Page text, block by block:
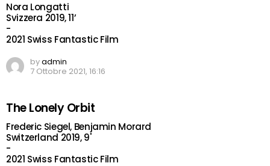
Nora Longatti
Svizzera 2019, 11’
-
2021 Swiss Fantastic Film
byadmin
7 Ottobre 2021, 16:16
The Lonely Orbit
Frederic Siegel, Benjamin Morard
Switzerland 2019, 9'
-
2021 Swiss Fantastic Film